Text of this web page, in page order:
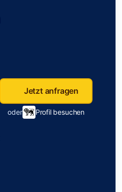
Jetzt anfragen
oder Profil besuchen